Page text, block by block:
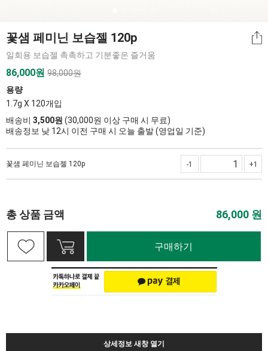
꽃샘 페미닌 보습젤 120p
일회용 보습젤 촉촉하고 기분좋은 즐거움
86,000원 98,000원
용량
1.7g X 120개입
배송비 3,500원 (30,000원 이상 구매 시 무료)
배송정보 낮 12시 이전 구매 시 오늘 출발 (영업일 기준)
꽃샘 페미닌 보습젤 120p +1
-1
총 상품 금액 86,000 원
구매하기
상세정보 새창 열기